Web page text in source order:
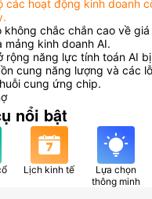
các hoạt động kinh doanh
không chắc chắn cao về
mảng kinh doanh AI.
rộng năng lực tính toán AI
cung năng lượng và các
cung ứng chip.
nổi bật
Lịch kinh tế
Lựa chọn
thông minh